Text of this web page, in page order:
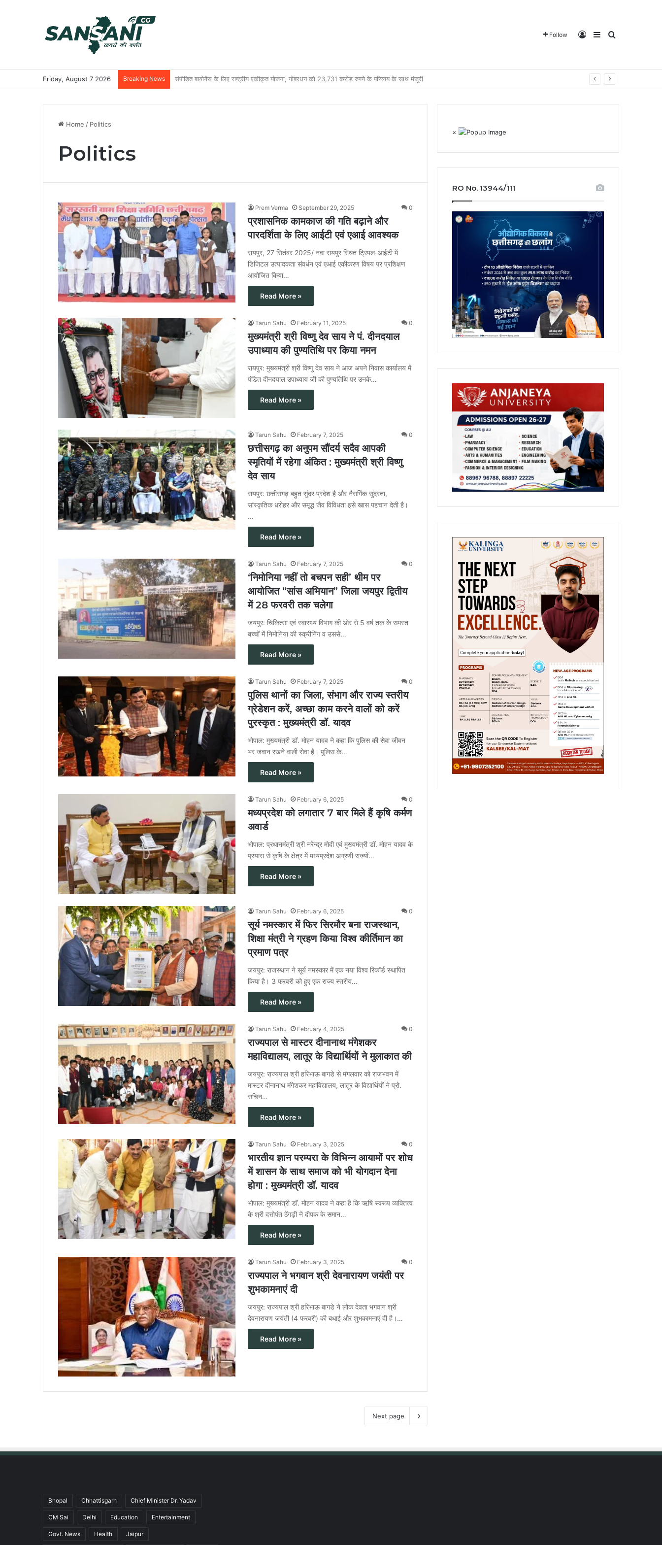
Follow Log InSidebarSearch for
Friday, August 7 2026 Breaking News छत्तीसगढ़ की दो खिलाड़ी भारतीय महिला जूनियर हॉकी टीम में, चीन में होने वाले एशिया कप में दिखाएंगी दम
Home / Politics
Politics
Prem Verma September 29, 2025 0
प्रशासनिक कामकाज की गति बढ़ाने और
पारदर्शिता के लिए आईटी एवं एआई आवश्यक
रायपुर, 27 सितंबर 2025/ नवा रायपुर स्थित ट्रिपल-आईटी में
डिजिटल उत्पादकता संवर्धन एवं एआई एकीकरण विषय पर प्रशिक्षण
आयोजित किया…
Read More »
Tarun Sahu February 11, 2025 0
मुख्यमंत्री श्री विष्णु देव साय ने पं. दीनदयाल
उपाध्याय की पुण्यतिथि पर किया नमन
रायपुर: मुख्यमंत्री श्री विष्णु देव साय ने आज अपने निवास कार्यालय में
पंडित दीनदयाल उपाध्याय जी की पुण्यतिथि पर उनके…
Read More »
Tarun Sahu February 7, 2025 0
छत्तीसगढ़ का अनुपम सौंदर्य सदैव आपकी
स्मृतियों में रहेगा अंकित : मुख्यमंत्री श्री विष्णु
देव साय
रायपुर: छत्तीसगढ़ बहुत सुंदर प्रदेश है और नैसर्गिक सुंदरता,
सांस्कृतिक धरोहर और समृद्ध जैव विविधता इसे खास पहचान देती है।
…
Read More »
Tarun Sahu February 7, 2025 0
‘निमोनिया नहीं तो बचपन सही’ थीम पर
आयोजित “सांस अभियान” जिला जयपुर द्वितीय
में 28 फरवरी तक चलेगा
जयपुर: चिकित्सा एवं स्वास्थ्य विभाग की ओर से 5 वर्ष तक के समस्त
बच्चों में निमोनिया की स्क्रीनिंग व उससे…
Read More »
Tarun Sahu February 7, 2025 0
पुलिस थानों का जिला, संभाग और राज्य स्तरीय
ग्रेडेशन करें, अच्छा काम करने वालों को करें
पुरस्कृत : मुख्यमंत्री डॉ. यादव
भोपाल: मुख्यमंत्री डॉ. मोहन यादव ने कहा कि पुलिस की सेवा जीवन
भर जवान रखने वाली सेवा है। पुलिस के…
Read More »
Tarun Sahu February 6, 2025 0
मध्यप्रदेश को लगातार 7 बार मिले हैं कृषि कर्मण
अवार्ड
भोपाल: प्रधानमंत्री श्री नरेन्द्र मोदी एवं मुख्यमंत्री डॉ. मोहन यादव के
प्रयास से कृषि के क्षेत्र में मध्यप्रदेश अग्रणी राज्यों…
Read More »
Tarun Sahu February 6, 2025 0
सूर्य नमस्कार में फिर सिरमौर बना राजस्थान,
शिक्षा मंत्री ने ग्रहण किया विश्व कीर्तिमान का
प्रमाण पत्र
जयपुर: राजस्थान ने सूर्य नमस्कार में एक नया विश्व रिकॉर्ड स्थापित
किया है। 3 फरवरी को हुए एक राज्य स्तरीय…
Read More »
Tarun Sahu February 4, 2025 0
राज्यपाल से मास्टर दीनानाथ मंगेशकर
महाविद्यालय, लातूर के विद्यार्थियों ने मुलाकात की
जयपुर: राज्यपाल श्री हरिभाऊ बागडे से मंगलवार को राजभवन में
मास्टर दीनानाथ मंगेशकर महाविद्यालय, लातूर के विद्यार्थियों ने प्रो.
सचिन…
Read More »
Tarun Sahu February 3, 2025 0
भारतीय ज्ञान परम्परा के विभिन्न आयामों पर शोध
में शासन के साथ समाज को भी योगदान देना
होगा : मुख्यमंत्री डॉ. यादव
भोपाल: मुख्यमंत्री डॉ. मोहन यादव ने कहा है कि ऋषि स्वरूप व्यक्तित्व
के श्री दत्तोपंत ठेंगड़ी ने दीपक के समान…
Read More »
Tarun Sahu February 3, 2025 0
राज्यपाल ने भगवान श्री देवनारायण जयंती पर
शुभकामनाएं दी
जयपुर: राज्यपाल श्री हरिभाऊ बागडे ने लोक देवता भगवान श्री
देवनारायण जयंती (4 फरवरी) की बधाई और शुभकामनाएं दी है।…
Read More »
Next page
×
RO No. 13944/111
Bhopal Chhattisgarh Chief Minister Dr. Yadav
CM Sai Delhi Education Entertainment
Govt. News Health Jaipur